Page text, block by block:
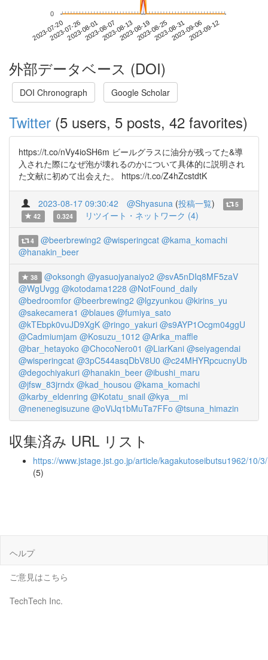
2023-07-202023-07-262023-08-012023-08-072023-08-132023-08-192023-08-252023-08-312023-09-062023-09-12
0
外部データベース (DOI)
DOI Chronograph Google Scholar
Twitter (5 users, 5 posts, 42 favorites)
https://t.co/nVy4ioSH6m ビールグラスに油分が残ってた&導
入された際になぜ泡が壊れるのかについて具体的に説明され
た文献に初めて出会えた。 https://t.co/Z4hZcstdtK
2023-08-17 09:30:42 @Shyasuna (投稿一覧)
5
42
0.324 リツイート・ネットワーク (4)
4 @beerbrewing2 @wisperingcat @kama_komachi
@hanakin_beer
38 @oksongh @yasuojyanaiyo2 @svA5nDIq8MF5zaV
@WgUvgg @kotodama1228 @NotFound_daily
@bedroomfor @beerbrewing2 @lgzyunkou @kirins_yu
@sakecamera1 @blaues @fumiya_sato
@kTEbpk0vuJD9XgK @ringo_yakuri @s9AYP1Ocgm04ggU
@Cadmiumjam @Kosuzu_1012 @Arika_maffle
@bar_hetayoko @ChocoNero01 @LiarKani @seiyagendai
@wisperingcat @3pC544asqDbV8U0 @c24MHYRpcucnyUb
@degochiyakuri @hanakin_beer @ibushi_maru
@jfsw_83jrndx @kad_housou @kama_komachi
@karby_eldenring @Kotatu_snail @kya__mi
@nenenegisuzune @oViJq1bMuTa7FFo @tsuna_himazin
収集済み URL リスト
https://www.jstage.jst.go.jp/article/kagakutoseibutsu1962/10/
(5)
ヘルプ
ご意見はこちら
TechTech Inc.